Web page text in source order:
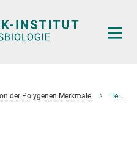
der Polygenen Merkmale Team